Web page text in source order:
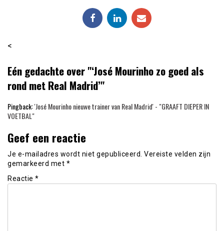
<
Eén gedachte over "‘José Mourinho zo goed als
rond met Real Madrid’"
Pingback:'José Mourinho nieuwe trainer van Real Madrid' - "GRAAFT DIEPER IN
VOETBAL"
Geef een reactie
Je e-mailadres wordt niet gepubliceerd. Vereiste velden zijn
gemarkeerd met *
Reactie *